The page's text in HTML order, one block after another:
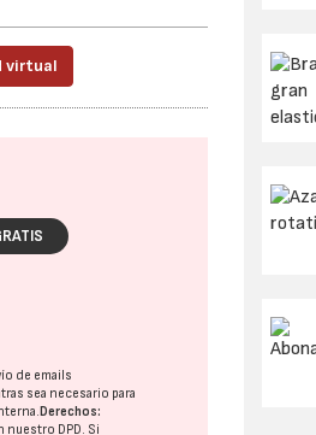
virtual
de emails
sea necesario para
Derechos:
nuestro DPD. Si